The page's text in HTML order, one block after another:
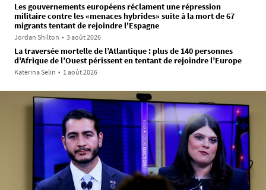
Les gouvernements européens réclament une répression
militaire contre les «menaces hybrides» suite à la mort de 67
migrants tentant de rejoindre l'Espagne
Jordan Shilton • 3 août 2026
La traversée mortelle de l’Atlantique : plus de 140 personnes
d’Afrique de l’Ouest périssent en tentant de rejoindre l’Europe
Katerina Selin • 1 août 2026